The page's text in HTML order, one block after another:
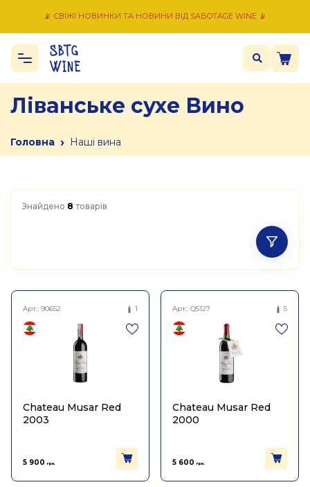
📡 СВІЖІ НОВИНКИ ТА НОВИНИ ВІД SABOTAGE WINE 📡
Ліванське сухе Вино
Головна › Наші вина
Знайдено 8 товарів
Арт.: 90652 1
Chateau Musar Red
2003
5 900 грн.
Арт.: Q5127 5
Chateau Musar Red
2000
5 600 грн.